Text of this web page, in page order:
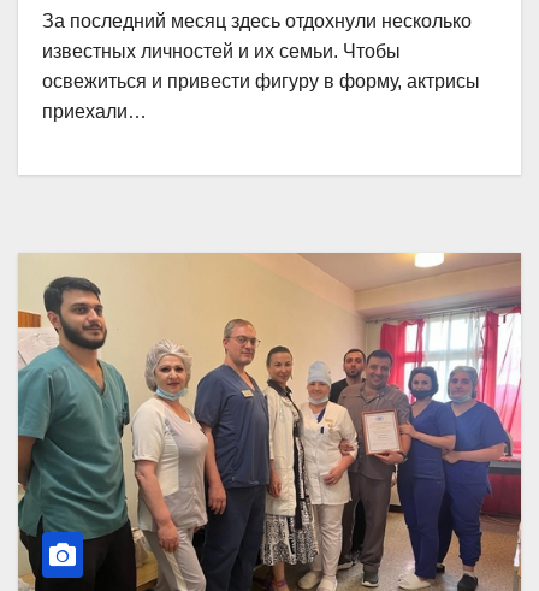
За последний месяц здесь отдохнули несколько
известных личностей и их семьи. Чтобы
освежиться и привести фигуру в форму, актрисы
приехали…